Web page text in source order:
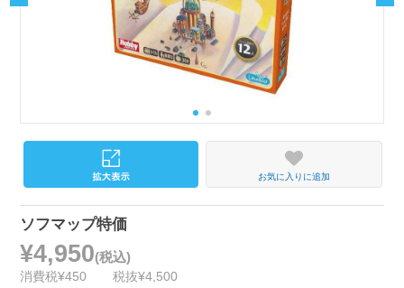
お気に入りに追加
ソフマップ特価
¥4,950(税込)
消費税¥450 税抜¥4,500